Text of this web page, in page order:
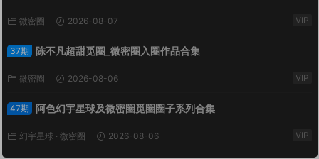
微密圈 2026-08-07 VIP
37期 陈不凡超甜觅圈_微密圈入圈作品合集
微密圈 2026-08-06 VIP
47期 阿色幻宇星球及微密圈觅圈圈子系列合集
幻宇星球 · 微密圈 2026-08-06 VIP